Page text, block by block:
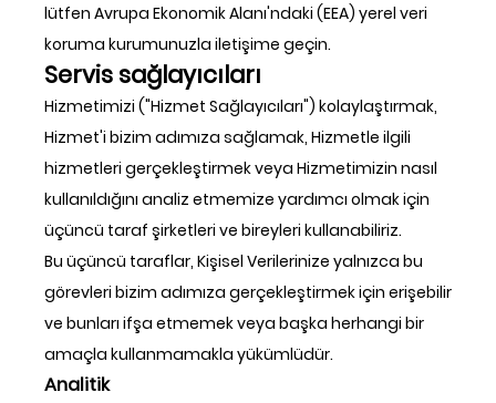
lütfen Avrupa Ekonomik Alanı'ndaki (EEA) yerel veri
koruma kurumunuzla iletişime geçin.
Servis sağlayıcıları
Hizmetimizi ("Hizmet Sağlayıcıları") kolaylaştırmak,
Hizmet'i bizim adımıza sağlamak, Hizmetle ilgili
hizmetleri gerçekleştirmek veya Hizmetimizin nasıl
kullanıldığını analiz etmemize yardımcı olmak için
üçüncü taraf şirketleri ve bireyleri kullanabiliriz.
Bu üçüncü taraflar, Kişisel Verilerinize yalnızca bu
görevleri bizim adımıza gerçekleştirmek için erişebilir
ve bunları ifşa etmemek veya başka herhangi bir
amaçla kullanmamakla yükümlüdür.
Analitik